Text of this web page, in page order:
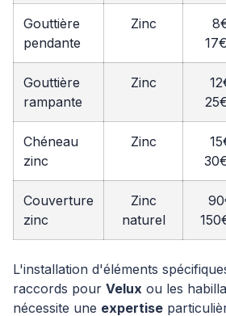
Gouttière
pendante
Zinc
Gouttière
rampante
Zinc
Chéneau
zinc
Zinc
Couverture
zinc
Zinc
naturel
L'installation d'éléments
raccords pour Velux ou les
nécessite une expertise